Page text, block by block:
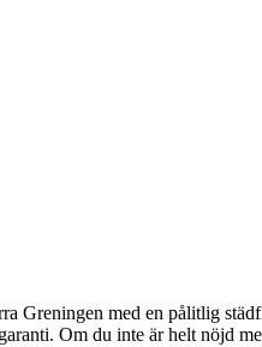
Greningen med en pålitlig
Om du inte är helt nöjd